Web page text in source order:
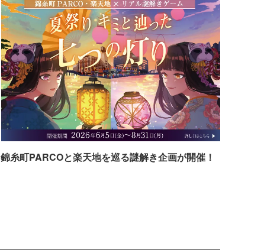
錦糸町PARCOと楽天地を巡る謎解き企画が開催！